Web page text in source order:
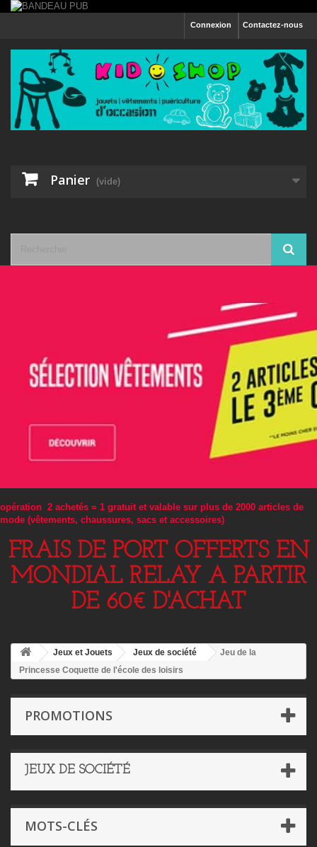
Contactez-nous
Connexion
Panier (vide)
opération 2 achetés = 1 gratuit et valable sur plus de 2000 articles de
mode (vêtements, chaussures, sacs et accessoires)
FRAIS DE PORT OFFERTS EN
MONDIAL RELAY A PARTIR
DE 60€ D'ACHAT
Jeux et Jouets Jeux de société
Jeu de la
Princesse Coquette de l'école des loisirs
PROMOTIONS
JEUX DE SOCIÉTÉ
MOTS-CLÉS